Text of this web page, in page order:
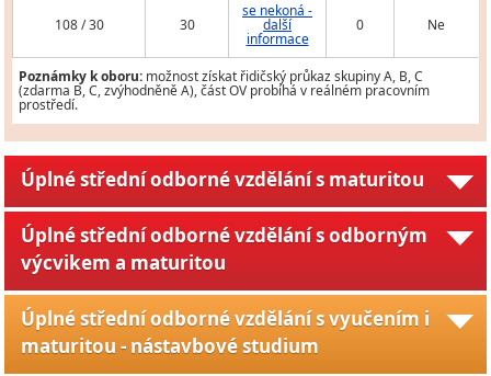
108 / 30 30
se nekoná -
další
informace
0 Ne
Poznámky k oboru: možnost získat řidičský průkaz skupiny A, B, C
(zdarma B, C, zvýhodněně A), část OV probíhá v reálném pracovním
prostředí.
Úplné střední odborné vzdělání s maturitou
Úplné střední odborné vzdělání s odborným
výcvikem a maturitou
Úplné střední odborné vzdělání s vyučením i
maturitou - nástavbové studium